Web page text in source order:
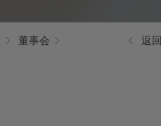
董事会
返